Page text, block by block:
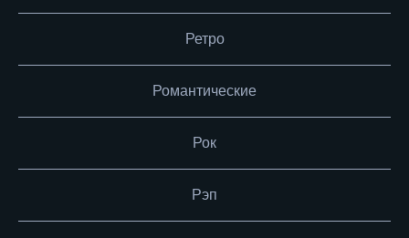
Ретро
Романтические
Рок
Рэп